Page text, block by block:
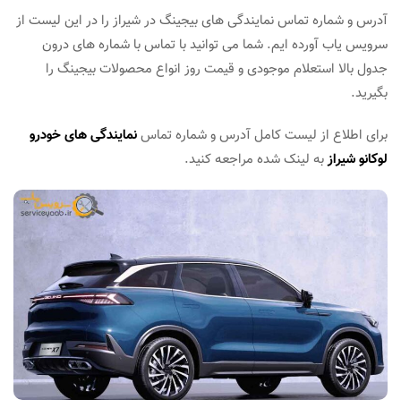
آدرس و شماره تماس نمایندگی های بیجینگ در شیراز را در این لیست از
سرویس یاب آورده ایم. شما می توانید با تماس با شماره های درون
جدول بالا استعلام موجودی و قیمت روز انواع محصولات بیجینگ را
بگیرید.
برای اطلاع از لیست کامل آدرس و شماره تماسنمایندگی های خودرو
لوکانو شیرازبه لینک شده مراجعه کنید.